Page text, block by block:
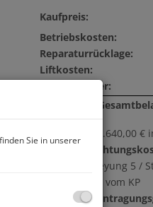
Kaufpreis:
Betriebskosten:
Reparaturrücklage:
Liftkosten:
Umsatzsteuer:
monatliche
71.640,00 €
1010 Wien Reyung 5 /
beträgt 1,3 % vom KP
Sie in unserer